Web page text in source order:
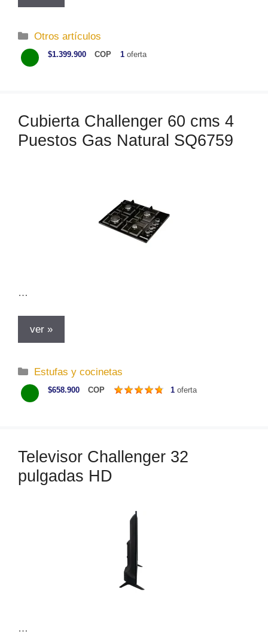
C
a
t
r
í
Otros artículos
$1.399.900 COP 1 oferta
Cubierta Challenger 60 cms 4
Puestos Gas Natural SQ6759
…
ver »
C
a
t
r
í
Estufas y cocinetas
$658.900 COP 1 oferta
Televisor Challenger 32
pulgadas HD
…